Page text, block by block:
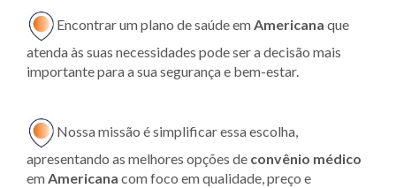
Encontrar um plano de saúde em Americana que
atenda às suas necessidades pode ser a decisão mais
importante para a sua segurança e bem-estar.
Nossa missão é simplificar essa escolha,
apresentando as melhores opções de convênio médico
emAmericana com foco em qualidade, preço e